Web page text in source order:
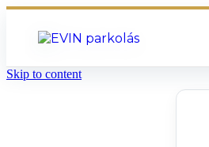
Skip to content